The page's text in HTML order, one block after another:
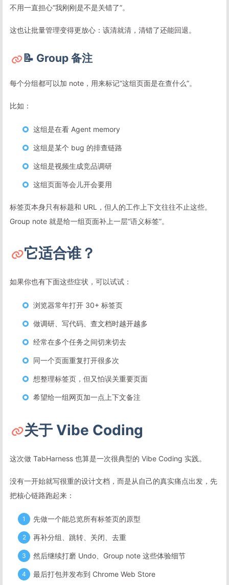
不用一直担心“我刚刚是不是关错了”。
这也让批量管理变得更放心：该清就清，清错了还能回退。
📝 Group 备注
每个分组都可以加 note，用来标记“这组页面是在查什么”。
比如：
这组是在看 Agent memory
这组是某个 bug 的排查链路
这组是视频生成竞品调研
这组页面等会儿开会要用
标签页本身只有标题和 URL，但人的工作上下文往往不止这些。
Group note 就是给一组页面补上一层“语义标签”。
它适合谁？
如果你也有下面这些症状，可以试试：
浏览器常年打开 30+ 标签页
做调研、写代码、查文档时越开越多
经常在多个任务之间切来切去
同一个页面重复打开很多次
想整理标签页，但又怕误关重要页面
希望给一组网页加一点上下文备注
关于 Vibe Coding
这次做 TabHarness 也算是一次很典型的 Vibe Coding 实践。
没有一开始就写很重的设计文档，而是从自己的真实痛点出发，先
把核心链路跑起来：
先做一个能总览所有标签页的原型
再补分组、跳转、关闭、去重
然后继续打磨 Undo、Group note 这些体验细节
最后打包并发布到 Chrome Web Store